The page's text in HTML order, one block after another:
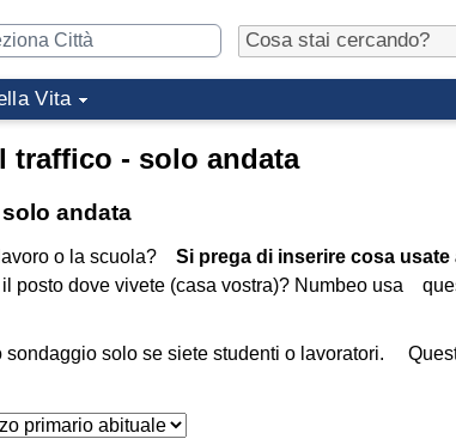
Vita
traffico - solo andata
andata
o la scuola? Si prega di inserire cosa usate
posto dove vivete (casa vostra)? Numbeo usa
solo se siete studenti o lavoratori.